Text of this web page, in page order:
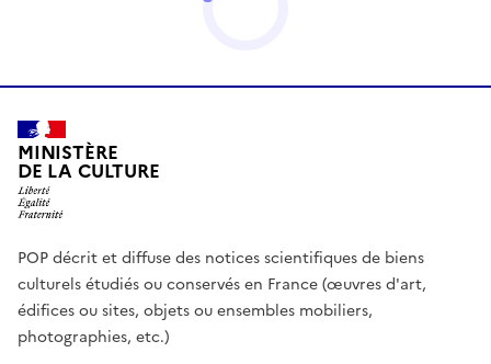
MINISTÈRE
DE LA CULTURE
POP décrit et diffuse des notices scientifiques de biens
culturels étudiés ou conservés en France (œuvres d'art,
édifices ou sites, objets ou ensembles mobiliers,
photographies, etc.)